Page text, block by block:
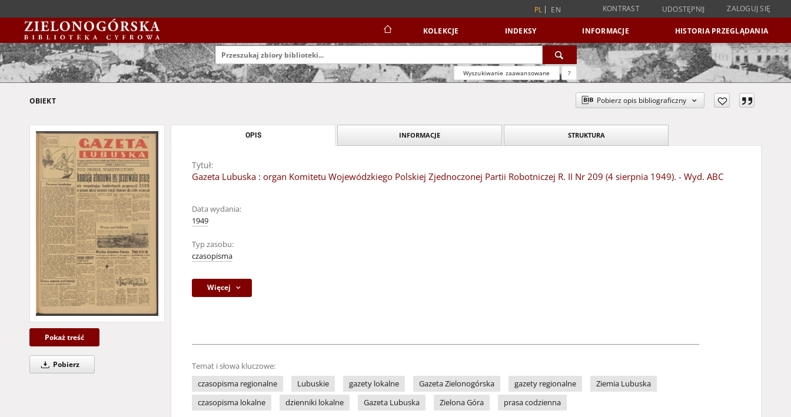
PL EN KONTRAST UDOSTĘPNIJ ZALOGUJ SIĘ
KOLEKCJE INDEKSY INFORMACJE HISTORIA PRZEGLĄDANIA
Wyszukiwanie zaawansowane ?
OBIEKT Pobierz opis bibliograficzny
Pokaż treść
Pobierz
OPIS INFORMACJE STRUKTURA
Tytuł:
Gazeta Lubuska : organ Komitetu Wojewódzkiego Polskiej Zjednoczonej Partii Robotniczej R. II Nr 209 (4 sierpnia 1949). - Wyd. ABC
Data wydania:
1949
Typ zasobu:
czasopisma
Więcej
Temat i słowa kluczowe:
czasopisma regionalne
Lubuskie gazety lokalne Gazeta Zielonogórska gazety regionalne
Ziemia Lubuska
czasopisma lokalne
dzienniki lokalne Gazeta Lubuska Zielona Góra prasa codzienna